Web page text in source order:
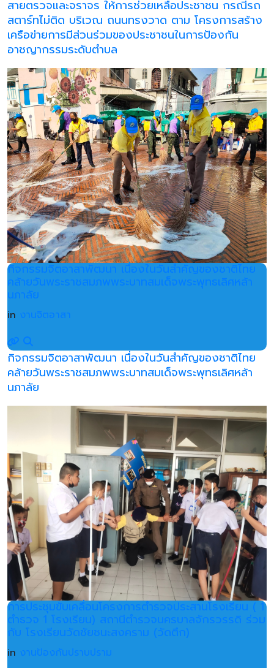
สายตรวจและจราจร ให้การช่วยเหลือประชาชน กรณีรถ
สตาร์ทไม่ติด บริเวณ ถนนทรงวาด ตาม โครงการสร้าง
เครือข่ายการมีส่วนร่วมของประชาชนในการป้องกัน
อาชญากรรมระดับตำบล
กิจกรรมจิตอาสาพัฒนา เนื่องในวันสำคัญของชาติไทย
คล้ายวันพระราชสมภพพระบาทสมเด็จพระพุทธเลิศหล้า
นภาลัย
in งานจิตอาสา
กิจกรรมจิตอาสาพัฒนา เนื่องในวันสำคัญของชาติไทย
คล้ายวันพระราชสมภพพระบาทสมเด็จพระพุทธเลิศหล้า
นภาลัย
การประชุมขับเคลื่อนโครงการตำรวจประสานโรงเรียน ( 1
ตำธวจ 1 โรงเรียน) สถานีตำรวจนครบาลจักรวรรดิ ร่วม
กับ โรงเรียนวัดชัยชนะสงคราม (วัดตึก)
in งานป้องกันปราบปราม